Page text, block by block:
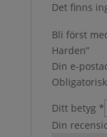
Det finns
Bli först
Harden”
Din e-
Ditt betyg *
Din